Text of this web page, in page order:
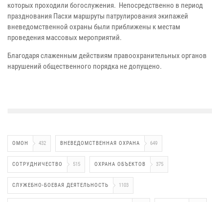
которых проходили богослужения. Непосредственно в период
празднования Пасхи маршруты патрулирования экипажей
вневедомственной охраны были приближены к местам
проведения массовых мероприятий.
Благодаря слаженным действиям правоохранительных органов
нарушений общественного порядка не допущено.
ОМОН 432 ВНЕВЕДОМСТВЕННАЯ ОХРАНА 649
СОТРУДНИЧЕСТВО 515 ОХРАНА ОБЪЕКТОВ 375
СЛУЖЕБНО-БОЕВАЯ ДЕЯТЕЛЬНОСТЬ 1103